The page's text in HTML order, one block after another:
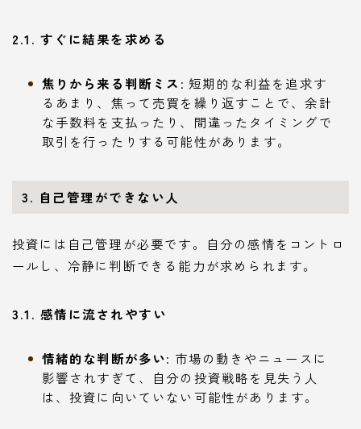
2.1. すぐに結果を求める
焦りから来る判断ミス : 短期的な利益を追求す
るあまり、焦って売買を繰り返すことで、余計
な手数料を支払ったり、間違ったタイミングで
取引を行ったりする可能性があります。
3. 自己管理ができない人
投資には自己管理が必要です。自分の感情をコントロ
ールし、冷静に判断できる能力が求められます。
3.1. 感情に流されやすい
情緒的な判断が多い: 市場の動きやニュースに
影響されすぎて、自分の投資戦略を見失う人
は、投資に向いていない可能性があります。